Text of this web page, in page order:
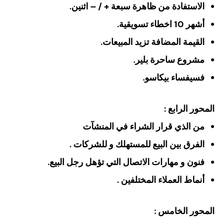
الاستفادة من ظاهرة سبعة + / – اثنين.
أشهر 10 اخطاء تسويقية.
القيمة المضافة تزيد المبيعات.
مشروع ساحرة بلير.
فسيفساء بيكاسو.
المحور الرابع :
من الذي قرار الشراء في المنشآت
الفرق بين البيع للمستهلك و للشركات .
فنون و مهارات الاتصال التي تؤهل رجل البيع.
أنماط العملاء المختلفين .
المحور الخامس :